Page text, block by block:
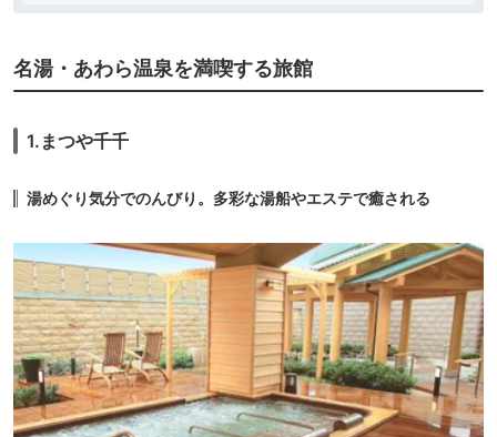
やまざき
icotto
12.海香の宿 波華楼
icotto
くみ屋
14.若狭みかた きらら
温泉 水月花
icotto 楽天トラベル
15.
虹岳島温泉 虹岳島
荘
icotto
8,800円〜
楽天トラベル
旅館
名湯・あわら温泉を満喫する旅館
1.まつや千千
湯めぐり気分でのんびり。多彩な湯船やエステで癒される